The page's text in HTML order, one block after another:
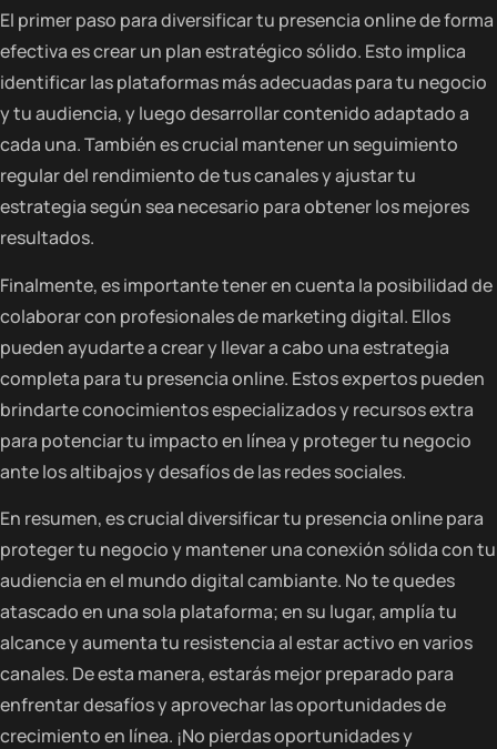
El primer paso para diversificar tu presencia online de forma
efectiva es crear un plan estratégico sólido. Esto implica
identificar las plataformas más adecuadas para tu negocio
y tu audiencia, y luego desarrollar contenido adaptado a
cada una. También es crucial mantener un seguimiento
regular del rendimiento de tus canales y ajustar tu
estrategia según sea necesario para obtener los mejores
resultados.
Finalmente, es importante tener en cuenta la posibilidad de
colaborar con profesionales de marketing digital. Ellos
pueden ayudarte a crear y llevar a cabo una estrategia
completa para tu presencia online. Estos expertos pueden
brindarte conocimientos especializados y recursos extra
para potenciar tu impacto en línea y proteger tu negocio
ante los altibajos y desafíos de las redes sociales.
En resumen, es crucial diversificar tu presencia online para
proteger tu negocio y mantener una conexión sólida con tu
audiencia en el mundo digital cambiante. No te quedes
atascado en una sola plataforma; en su lugar, amplía tu
alcance y aumenta tu resistencia al estar activo en varios
canales. De esta manera, estarás mejor preparado para
enfrentar desafíos y aprovechar las oportunidades de
crecimiento en línea. ¡No pierdas oportunidades y